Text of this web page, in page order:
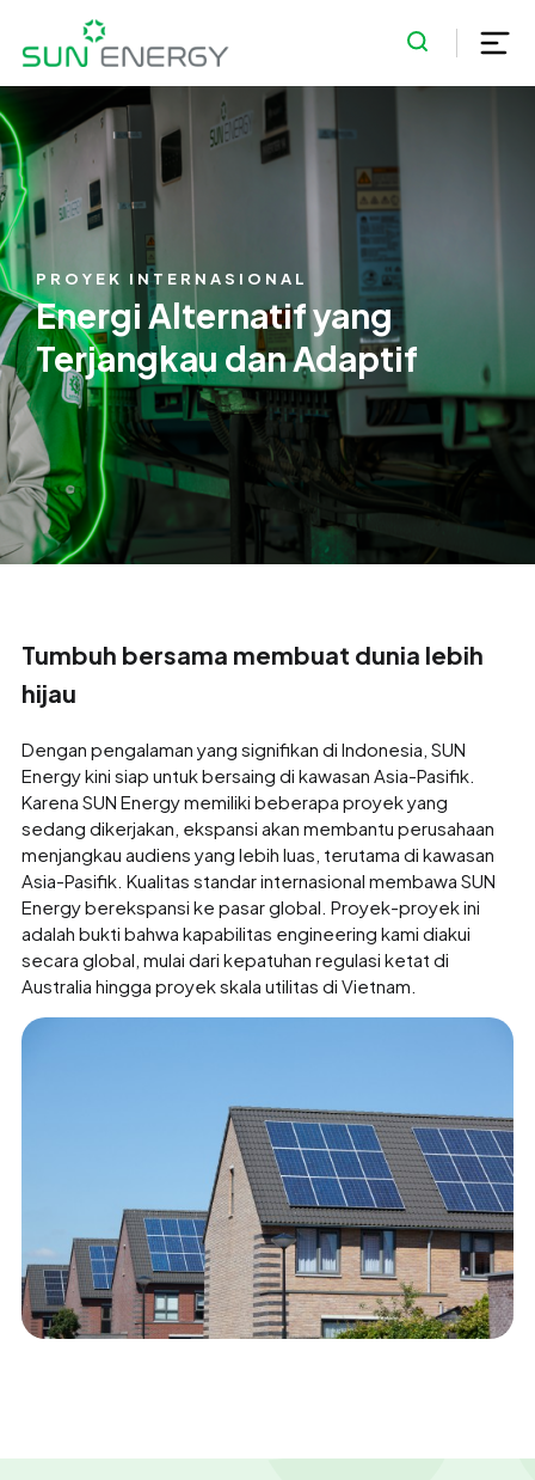
PROYEK INTERNASIONAL
Energi Alternatif yang
Terjangkau dan Adaptif
Tumbuh bersama membuat dunia lebih
hijau
Dengan pengalaman yang signifikan di Indonesia, SUN
Energy kini siap untuk bersaing di kawasan Asia-Pasifik.
Karena SUN Energy memiliki beberapa proyek yang
sedang dikerjakan, ekspansi akan membantu perusahaan
menjangkau audiens yang lebih luas, terutama di kawasan
Asia-Pasifik. Kualitas standar internasional membawa SUN
Energy berekspansi ke pasar global. Proyek-proyek ini
adalah bukti bahwa kapabilitas engineering kami diakui
secara global, mulai dari kepatuhan regulasi ketat di
Australia hingga proyek skala utilitas di Vietnam.